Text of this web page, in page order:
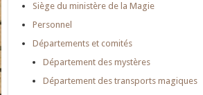
Siège du ministère de la Magie
Personnel
Départements et comités
Département des mystères
Département des transports magiques